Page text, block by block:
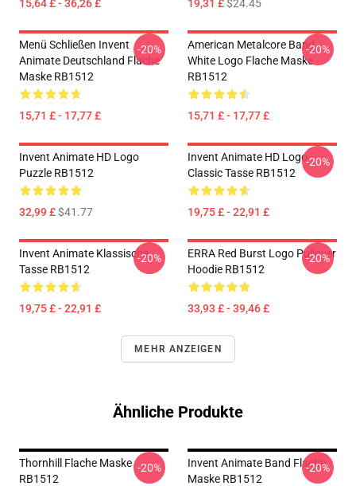
15,64 £ - 36,26 £ 19,31 £$24.45
Menü Schließen Invent
Animate Deutschland Flache
Maske RB1512
15,71 £ - 17,77 £
-20%
American Metalcore Band
White Logo Flache Maske
RB1512
15,71 £ - 17,77 £
-20%
Invent Animate HD Logo
Puzzle RB1512
32,99 £$41.77
Invent Animate HD Logo
Classic Tasse RB1512
19,75 £ - 22,91 £
-20%
Invent Animate Klassische
Tasse RB1512
19,75 £ - 22,91 £
-20%
ERRA Red Burst Logo Pullover
Hoodie RB1512
33,93 £ - 39,46 £
-20%
MEHR ANZEIGEN
Ähnliche Produkte
Thornhill Flache Maske
RB1512
-20%
Invent Animate Band Flache
Maske RB1512
-20%